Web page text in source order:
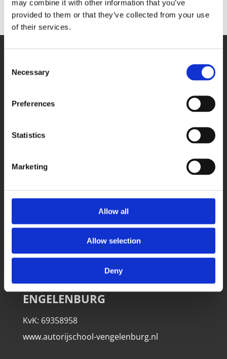
may combine it with other information that you’ve
provided to them or that they’ve collected from your use
of their services.
Selection
Necessary
Preferences
Statistics
Marketing
Allow all
Allow selection
Deny
WIL JE MEER
INFORMATIE OVER DE
Neem dan gerust contact op met Autorijschool
v. Engelenburg. Onze rijinstructeurs rijden
Rhenen, Renkum en Barneveld. Kies je voor een
pakket? Dan ben je van harte welkom voor een
gratis proefles!
AUTORIJSCHOOL V.
ENGELENBURG
KvK: 69358958
www.autorijschool-vengelenburg.nl